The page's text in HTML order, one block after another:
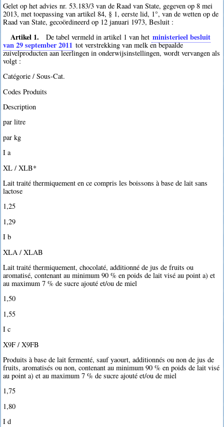
Gelet op het advies nr. 53.183/3 van de Raad van State, gegeven op 8 mei
2013, met toepassing van artikel 84, § 1, eerste lid, 1°, van de wetten op de
Raad van State, gecoördineerd op 12 januari 1973, Besluit :
Artikel 1. De tabel vermeld in artikel 1 van het ministerieel besluit
van 29 september 2011 tot verstrekking van melk en bepaalde
zuivelproducten aan leerlingen in onderwijsinstellingen, wordt vervangen als
volgt :
Catégorie / Sous-Cat.
Codes Produits
Description
par litre
par kg
I a
XL / XLB*
Lait traité thermiquement en ce compris les boissons à base de lait sans
lactose
1,25 
1,29 
I b
XLA / XLAB
Lait traité thermiquement, chocolaté, additionné de jus de fruits ou
aromatisé, contenant au minimum 90 % en poids de lait visé au point a) et
au maximum 7 % de sucre ajouté et/ou de miel
1,50 
1,55 
I c
X9F / X9FB
Produits à base de lait fermenté, sauf yaourt, additionnés ou non de jus de
fruits, aromatisés ou non, contenant au minimum 90 % en poids de lait visé
au point a) et au maximum 7 % de sucre ajouté et/ou de miel
1,75 
1,80 
I d